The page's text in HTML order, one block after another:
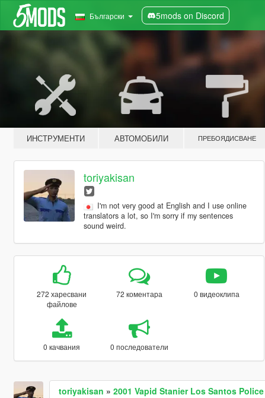
Български 5mods on Discord
ИНСТРУМЕНТИ АВТОМОБИЛИ ПРЕБОЯДИСВАНЕ
toriyakisan
I'm not very good at English and I use online
translators a lot, so I'm sorry if my sentences
sound weird.
272 харесвани
файлове
72 коментара 0 видеоклипа
0 качвания 0 последователи
toriyakisan » 2001 Vapid Stanier Los Santos